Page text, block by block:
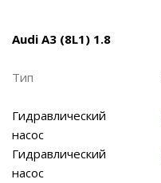
Audi A3 (8L1) 1.8
Тип
Гидравлический
насос
Гидравлический
насос